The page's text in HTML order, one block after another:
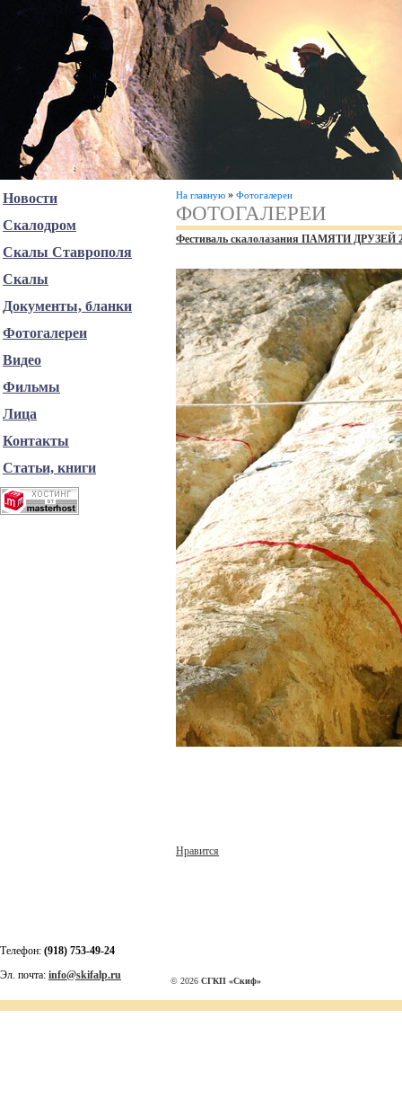
На главную » Фотогалереи
ФОТОГАЛЕРЕИ
Фестиваль скалолазания ПАМЯТИ ДРУЗЕЙ
Нравится
Новости
Скалодром
Скалы Ставрополя
Скалы
Документы, бланки
Фотогалереи
Видео
Фильмы
Лица
Контакты
Статьи, книги
Телефон: (918) 753-49-24
Эл. почта: info@skifalp.ru © 2026 СГКП «Скиф»